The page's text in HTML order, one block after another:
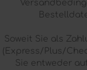
Soweit Sie als
(Express/Plus/
Sie entweder